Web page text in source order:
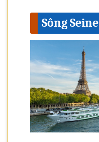
Sông Seine